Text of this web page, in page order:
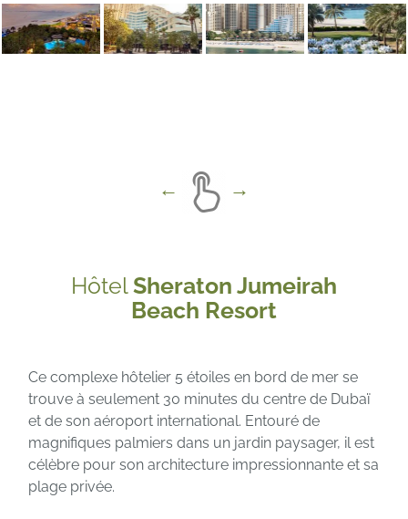
HôtelSheraton Jumeirah
Beach Resort
Ce complexe hôtelier 5 étoiles en bord de mer se
trouve à seulement 30 minutes du centre de Dubaï
et de son aéroport international. Entouré de
magnifiques palmiers dans un jardin paysager, il est
célèbre pour son architecture impressionnante et sa
plage privée.